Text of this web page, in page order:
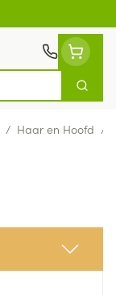
Zoek
/ Haar en Hoofd /